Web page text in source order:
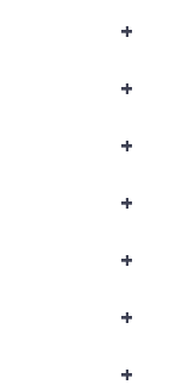
+
+
+
+
+
+
+